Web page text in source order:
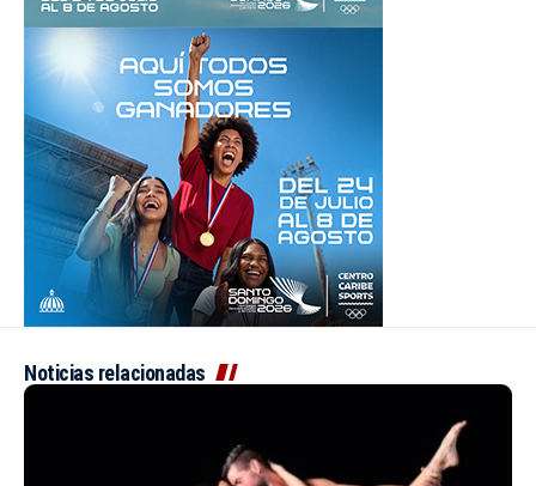
Noticias relacionadas